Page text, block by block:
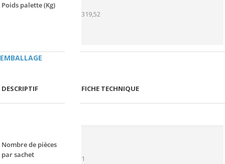
Poids palette (Kg)
319,52
EMBALLAGE
DESCRIPTIF FICHE TECHNIQUE
Nombre de pièces
par sachet
1